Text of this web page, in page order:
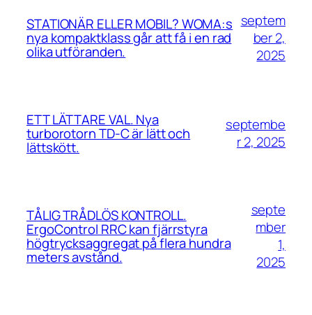
STATIONÄR ELLER MOBIL? WOMA:s
nya kompaktklass går att få i en rad
olika utföranden.
septem
ber 2,
2025
ETT LÄTTARE VAL. Nya
turborotorn TD-C är lätt och
lättskött.
septembe
r 2, 2025
TÅLIG TRÅDLÖS KONTROLL.
ErgoControl RRC kan fjärrstyra
högtrycksaggregat på flera hundra
meters avstånd.
septe
mber
1,
2025